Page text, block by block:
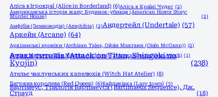
Аліса в Ігрокраї (Alice in Borderland) (6)Аліса в Країні Чудес (2)
Американська історія жаху: Будинок-убивця (American Horror Story:
Murder House)
(2)
Амфібія (Земноводія) (Amphibia) (2)Андертейл (Undertale) (57)
Аркейн (Arcane) (64)
Аркізанські хроніки (Archisan Tales, Ойзін Макганн (Oisín McGann)) (2)
Архіви Маґнуса (The Magnus Archives) (2)Атака вірусів (Virus Attack) (1)
Атака титанів (Attack on Titan, Shingeki no
Kyojin)
(238)
Ательє чаклунських капелюхів (Witch Hat Atelier) (8)
Багряна королева (Red Queen) (6)Байдиківка (Lazy town) (3)
Бартімеус, Трилогія Бартімеуса (Bartimaeus Sequence), Дж.
Страуд
(18)